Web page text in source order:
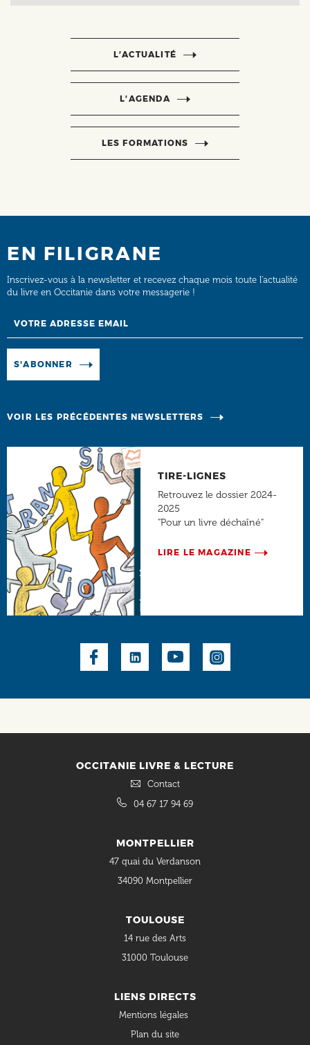
L’ACTUALITÉ
L’AGENDA
LES FORMATIONS
EN FILIGRANE
Inscrivez-vous à la newsletter et recevez chaque mois toute l’actualité
du livre en Occitanie dans votre messagerie !
S'ABONNER
VOIR LES PRÉCÉDENTES NEWSLETTERS
TIRE-LIGNES
Retrouvez le dossier 2024-
2025
"Pour un livre déchaîné"
LIRE LE MAGAZINE
OCCITANIE LIVRE & LECTURE
Contact
04 67 17 94 69
MONTPELLIER
47 quai du Verdanson
34090 Montpellier
TOULOUSE
14 rue des Arts
31000 Toulouse
LIENS DIRECTS
Mentions légales
Plan du site